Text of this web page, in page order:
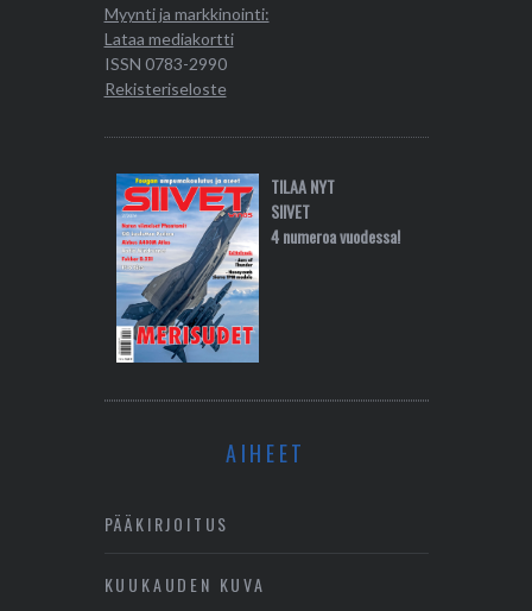
Myynti ja markkinointi:
Lataa mediakortti
ISSN 0783-2990
Rekisteriseloste
TILAA NYT
SIIVET
4 numeroa vuodessa!
AIHEET
PÄÄKIRJOITUS
KUUKAUDEN KUVA